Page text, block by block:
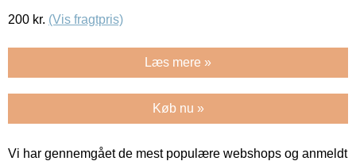
200 kr. (Vis fragtpris)
Læs mere »
Køb nu »
Vi har gennemgået de mest populære webshops og anmeldt